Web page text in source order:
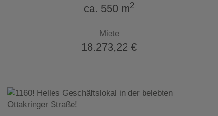
ca. 550 m2
Miete
18.273,22 €